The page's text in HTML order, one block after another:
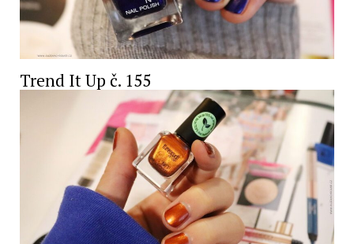
Trend It Up č. 155